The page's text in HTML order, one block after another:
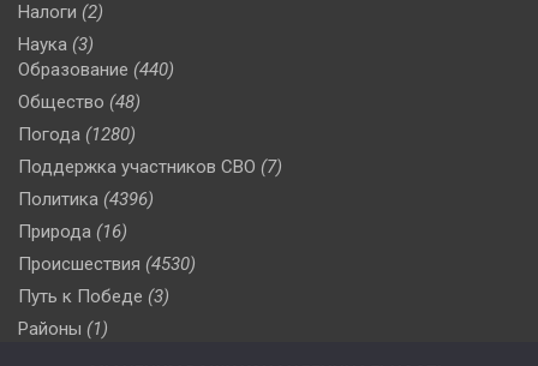
Налоги (2)
Наука (3)
Образование (440)
Общество (48)
Погода (1280)
Поддержка участников СВО (7)
Политика (4396)
Природа (16)
Происшествия (4530)
Путь к Победе (3)
Районы (1)
(510)